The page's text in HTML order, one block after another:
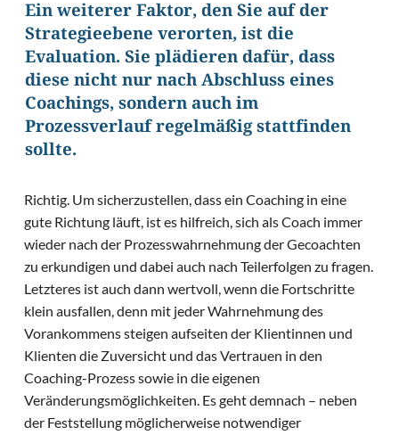
Ein weiterer Faktor, den Sie auf der
Strategieebene verorten, ist die
Evaluation. Sie plädieren dafür, dass
diese nicht nur nach Abschluss eines
Coachings, sondern auch im
Prozessverlauf regelmäßig stattfinden
sollte.
Richtig. Um sicherzustellen, dass ein Coaching in eine
gute Richtung läuft, ist es hilfreich, sich als Coach immer
wieder nach der Prozesswahrnehmung der Gecoachten
zu erkundigen und dabei auch nach Teilerfolgen zu fragen.
Letzteres ist auch dann wertvoll, wenn die Fortschritte
klein ausfallen, denn mit jeder Wahrnehmung des
Vorankommens steigen aufseiten der Klientinnen und
Klienten die Zuversicht und das Vertrauen in den
Coaching-Prozess sowie in die eigenen
Veränderungsmöglichkeiten. Es geht demnach – neben
der Feststellung möglicherweise notwendiger